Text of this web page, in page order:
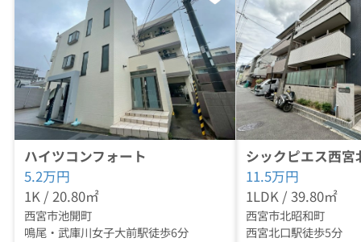
ハイツコンフォート
5.2万円
1K / 20.80㎡
西宮市池開町
鳴尾・武庫川女子大前駅徒歩6分
シックピエス西宮
11.5万円
1LDK / 39.80㎡
西宮市北昭和町
西宮北口駅徒歩5分